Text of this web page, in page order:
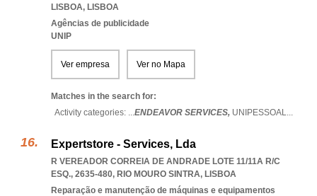
LISBOA, LISBOA
Agências de publicidade
UNIP
Ver empresa Ver no Mapa
Matches in the search for:
Activity categories: ...ENDEAVOR SERVICES, UNIPESSOAL...
Expertstore - Services, Lda
R VEREADOR CORREIA DE ANDRADE LOTE 11/11A R/C
ESQ., 2635-480, RIO MOURO SINTRA, LISBOA
Reparação e manutenção de máquinas e equipamentos